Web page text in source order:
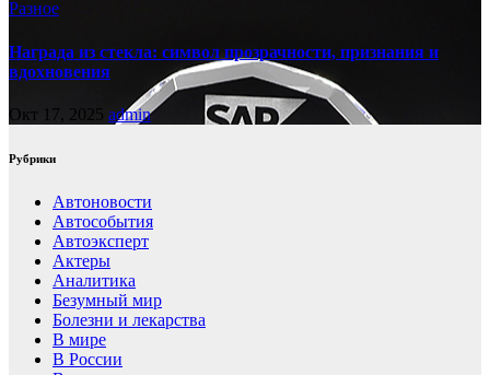
Разное
Награда из стекла: символ прозрачности, признания и
вдохновения
Окт 17, 2025 admin
Рубрики
Автоновости
Автособытия
Автоэксперт
Актеры
Аналитика
Безумный мир
Болезни и лекарства
В мире
В России